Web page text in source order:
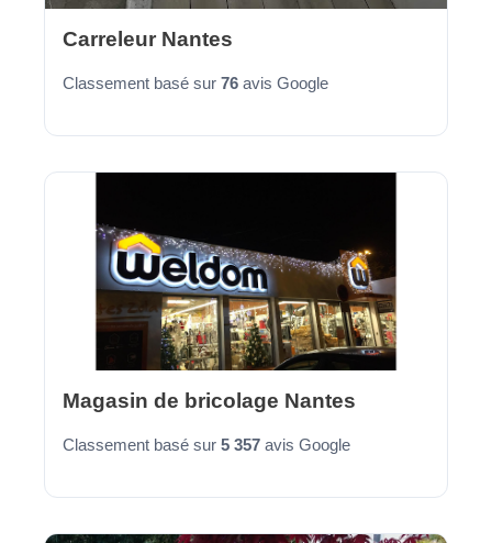
Carreleur Nantes
Classement basé sur 76 avis Google
Magasin de bricolage Nantes
Classement basé sur 5 357 avis Google